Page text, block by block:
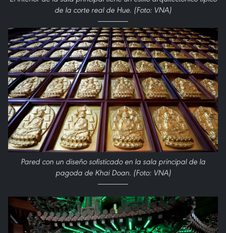
de la corte real de Hue. (Foto: VNA)
Pared con un diseño sofisticado en la sala principal de la
pagoda de Khai Doan. (Foto: VNA)